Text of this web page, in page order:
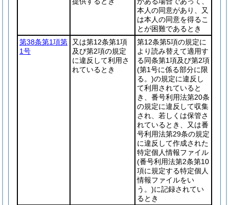
本人の同意があり、又
は本人の同意を得るこ
とが困難であるとき
第38条第1項第
1号
又は第12条第1項
及び第2項の規定
に違反して利用さ
れているとき
第12条第5項の規定に
より読み替えて適用す
る同条第1項及び第2項
(第1号に係る部分に限
る。)の規定に違反し
て利用されていると
き、番号利用法第20条
の規定に違反して収集
され、若しくは保管さ
れているとき、又は番
号利用法第29条の規定
に違反して作成された
特定個人情報ファイル
(番号利用法第2条第10
項に規定する特定個人
情報ファイルをい
う。)に記録されてい
るとき